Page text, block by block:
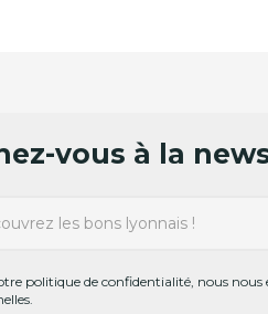
vous à la
politique de confidentialité, nous nous